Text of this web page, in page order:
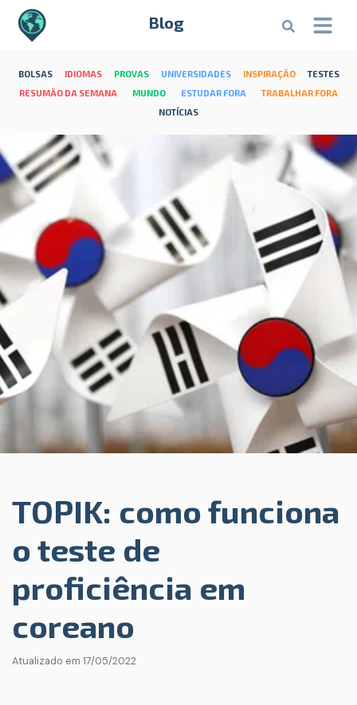
Blog
BOLSAS IDIOMAS PROVAS UNIVERSIDADES INSPIRAÇÃO
TESTES
RESUMÃO DA SEMANA
MUNDO ESTUDAR FORA
TRABALHAR FORA
NOTÍCIAS
TOPIK: como funciona
o teste de
proficiência em
coreano
Atualizado em 17/05/2022